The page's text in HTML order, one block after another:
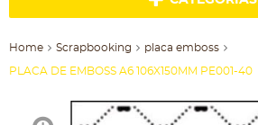
Home Scrapbooking placa emboss
PLACA DE EMBOSS A6 106X150MM PE001-40